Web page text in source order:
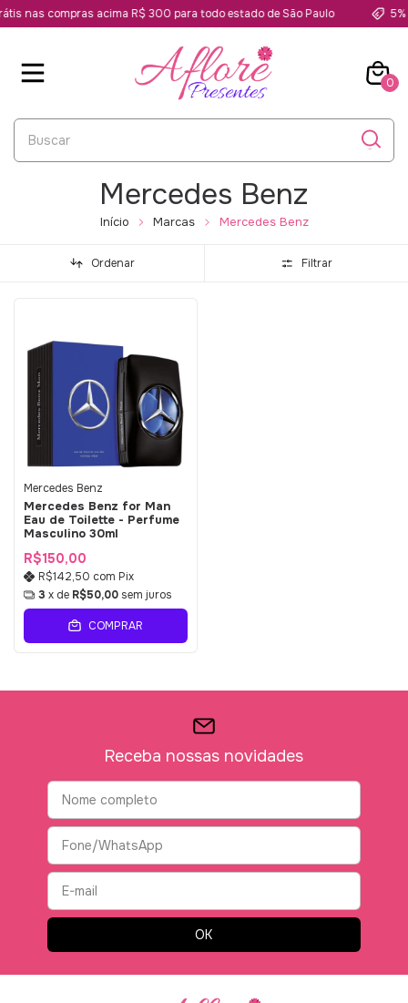
nas compras acima R$ 300 para todo estado de São Paulo 5%
0
Mercedes Benz
Início Marcas Mercedes Benz
Ordenar Filtrar
Mercedes Benz
Mercedes Benz for Man
Eau de Toilette - Perfume
Masculino 30ml
R$150,00
R$142,50 com Pix
3 x de R$50,00 sem juros
COMPRAR
Receba nossas novidades